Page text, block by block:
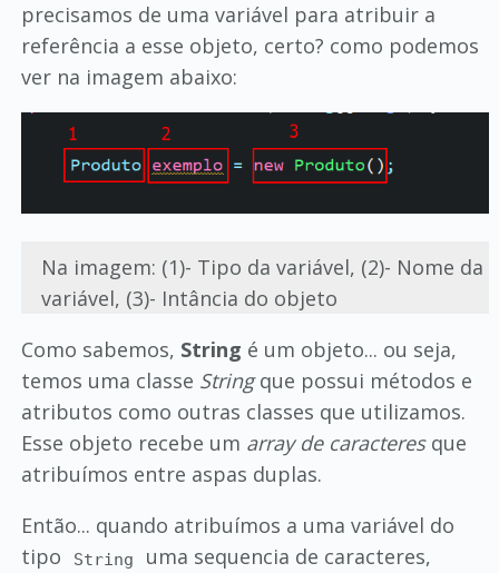
precisamos de uma variável para atribuir a
referência a esse objeto, certo? como podemos
ver na imagem abaixo:
Na imagem: (1)- Tipo da variável, (2)- Nome da
variável, (3)- Intância do objeto
Como sabemos, String é um objeto... ou seja,
temos uma classe Stringque possui métodos e
atributos como outras classes que utilizamos.
Esse objeto recebe um array de caracteresque
atribuímos entre aspas duplas.
Então... quando atribuímos a uma variável do
tipo
String
uma sequencia de caracteres,